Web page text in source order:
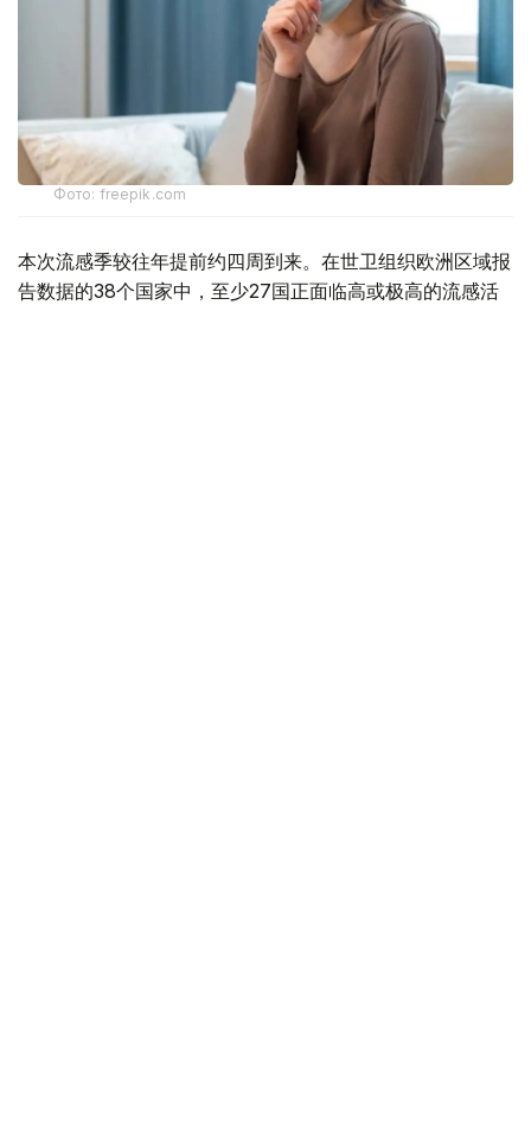
Фото: freepik.com
本次流感季较往年提前约四周到来。在世卫组织欧洲区域报
告数据的38个国家中，至少27国正面临高或极高的流感活